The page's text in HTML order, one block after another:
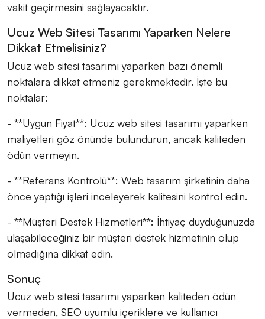
vakit geçirmesini sağlayacaktır.
Ucuz Web Sitesi Tasarımı Yaparken Nelere
Dikkat Etmelisiniz?
Ucuz web sitesi tasarımı yaparken bazı önemli
noktalara dikkat etmeniz gerekmektedir. İşte bu
noktalar:
- **Uygun Fiyat**: Ucuz web sitesi tasarımı yaparken
maliyetleri göz önünde bulundurun, ancak kaliteden
ödün vermeyin.
- **Referans Kontrolü**: Web tasarım şirketinin daha
önce yaptığı işleri inceleyerek kalitesini kontrol edin.
- **Müşteri Destek Hizmetleri**: İhtiyaç duyduğunuzda
ulaşabileceğiniz bir müşteri destek hizmetinin olup
olmadığına dikkat edin.
Sonuç
Ucuz web sitesi tasarımı yaparken kaliteden ödün
vermeden, SEO uyumlu içeriklere ve kullanıcı